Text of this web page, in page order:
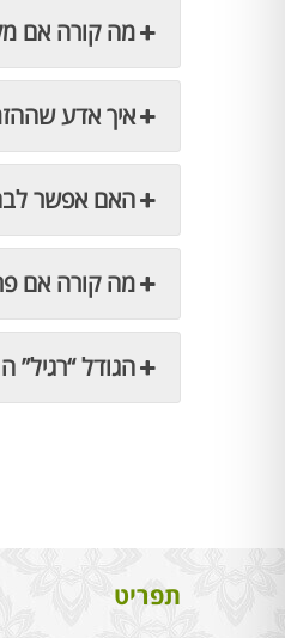
מה קורה אם
איך אדע
האם אפשר
מה קורה אם
הגודל “רגיל”
תפריט